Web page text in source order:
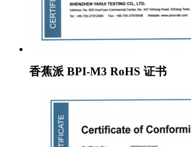
香蕉派 BPI-M3 RoHS 证书